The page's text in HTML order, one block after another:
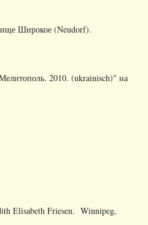
Широкое (Neudorf).
2010. (ukrainisch)" на
Elisabeth Friesen. Winnipeg,